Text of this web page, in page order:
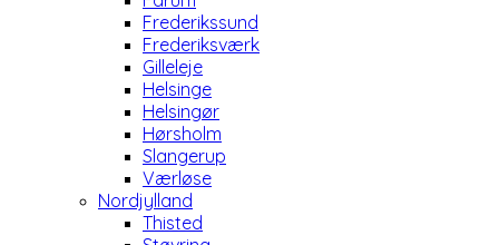
Frederikssund
Frederiksværk
Gilleleje
Helsinge
Helsingør
Hørsholm
Slangerup
Værløse
Nordjylland
Thisted